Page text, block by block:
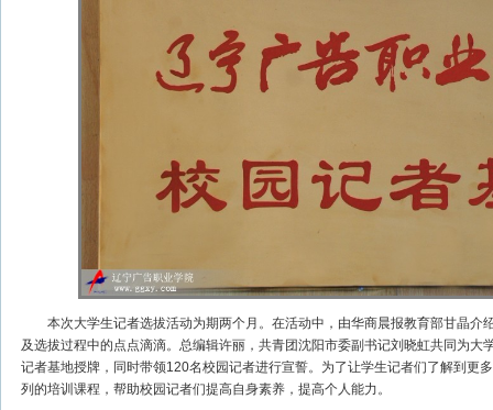
本次大学生记者选拔活动为期两个月。在活动中，由华商晨报教育部甘晶介
及选拔过程中的点点滴滴。总编辑许丽，共青团沈阳市委副书记刘晓虹共同为大
记者基地授牌，同时带领120名校园记者进行宣誓。为了让学生记者们了解到更
列的培训课程，帮助校园记者们提高自身素养，提高个人能力。